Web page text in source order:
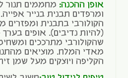
אופן ההכנה:
ומרפדים תבנית בנייר
הקולורבי בתבנית
(להיות נדיבים). אופים
שהקולורבי מתרככים
מאדי המלח. מוציאים
הקליפה ויוצקים מעל שמן